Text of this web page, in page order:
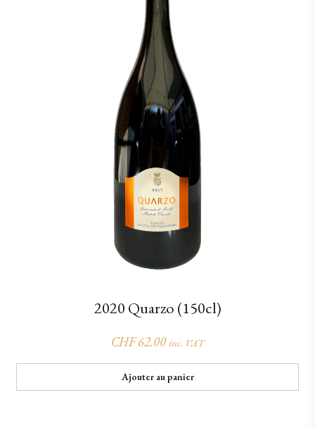
2020 Quarzo (150cl)
CHF62.00 inc. VAT
Ajouter au panier